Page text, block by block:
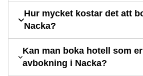
Hur mycket kostar det att
Nacka?
Kan man boka hotell som
avbokning i Nacka?